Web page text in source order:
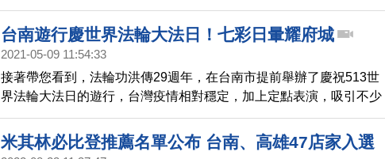
日推出英文新歌《WHO》，歌詞中不斷提到「健康是全人類基本人
權，不應該有人被遺棄。」
台南遊行慶世界法輪大法日！七彩日暈耀府城
2021-05-09 11:54:33
接著帶您看到，法輪功洪傳29週年，在台南市提前舉辦了慶祝513世
界法輪大法日的遊行，台灣疫情相對穩定，加上定點表演，吸引不少
民眾駐足觀看，天空出現日暈美景，彷彿與遊行同慶。現場也有台南
市議員特別前來，表達支持與肯定。
米其林必比登推薦名單公布 台南、高雄47店家入選